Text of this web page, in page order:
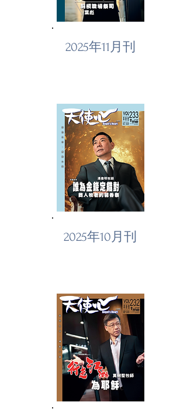
2025年11月刊
2025年10月刊